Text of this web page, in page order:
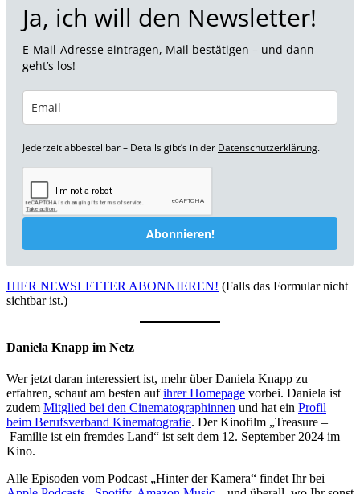
Ja, ich will den Newsletter!
E-Mail-Adresse eintragen, Mail bestätigen – und dann
geht’s los!
Jederzeit abbestellbar – Details gibt’s in der Datenschutzerklärung.
Abonnieren!
HIER NEWSLETTER ABONNIEREN! (Falls das Formular nicht
sichtbar ist.)
Daniela Knapp im Netz
Wer jetzt daran interessiert ist, mehr über Daniela Knapp zu
erfahren, schaut am besten aufihrer Homepage vorbei. Daniela ist
zudem Mitglied bei den Cinematographinnen und hat ein Profil
beim Berufsverband Kinematografie. Der Kinofilm „Treasure –
Familie ist ein fremdes Land“ ist seit dem 12. September 2024 im
Kino.
Alle Episoden vom Podcast „Hinter der Kamera“ findet Ihr bei